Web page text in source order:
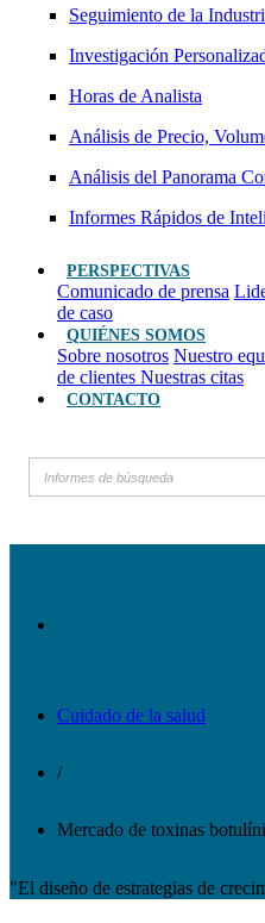
Seguimiento de la
Investigación
Horas de Analista
Análisis de Precio,
Análisis del Panorama
Informes Rápidos de
PERSPECTIVAS
Comunicado de prensa
de caso
QUIÉNES SOMOS
Sobre nosotros Nuestro
de clientes Nuestras citas
CONTACTO
Cuidado de la salud
/
Mercado de toxinas
"El diseño de estrategias de